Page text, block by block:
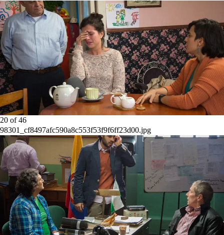
20 of46
98301_cf8497afc590a8c553f53f9f6ff23d00.jpg